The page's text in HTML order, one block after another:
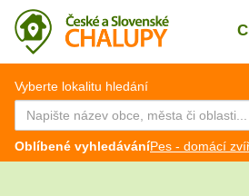
Vyberte lokalitu hledání
Oblíbené vyhledáváníPes - domácí